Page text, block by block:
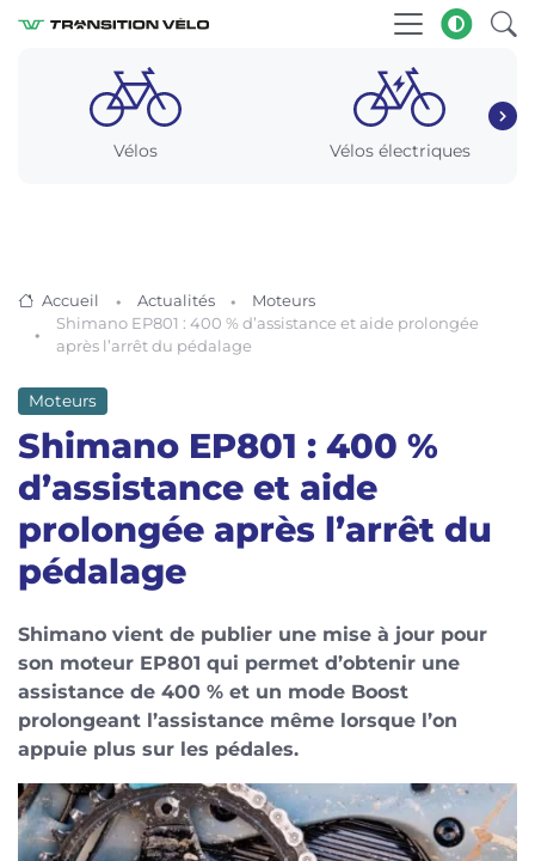
Vélos Vélos électriques
Accueil Actualités
Moteurs
Shimano EP801 : 400 % d’assistance et aide prolongée
après l’arrêt du pédalage
Moteurs
Shimano EP801 : 400 %
d’assistance et aide
prolongée après l’arrêt du
pédalage
Shimano vient de publier une mise à jour pour
son moteur EP801 qui permet d’obtenir une
assistance de 400 % et un mode Boost
prolongeant l’assistance même lorsque l’on
appuie plus sur les pédales.